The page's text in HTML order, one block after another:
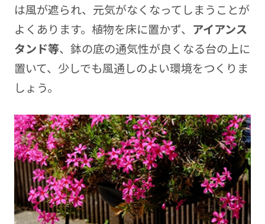
は風が遮られ、元気がなくなってしまうことが
よくあります。植物を床に置かず、 アイアンス
タンド等、鉢の底の通気性が良くなる台の上に
置いて、少しでも風通しのよい環境をつくりま
しょう。